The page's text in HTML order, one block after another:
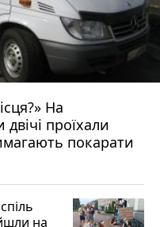
На
проїхали
покарати
на